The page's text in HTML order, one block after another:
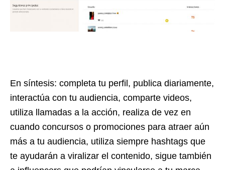
En síntesis: completa tu perfil, publica diariamente,
interactúa con tu audiencia, comparte videos,
utiliza llamadas a la acción, realiza de vez en
cuando concursos o promociones para atraer aún
más a tu audiencia, utiliza siempre hashtags que
te ayudarán a viralizar el contenido, sigue también